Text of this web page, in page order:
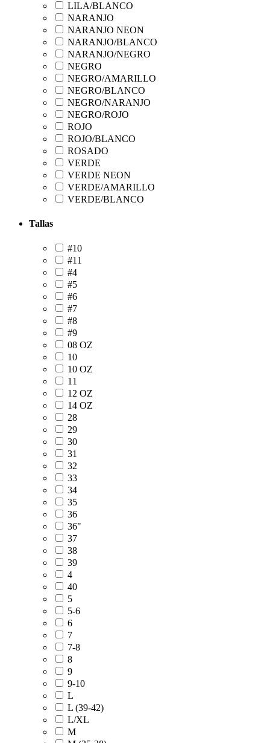
LILA/BLANCO
NARANJO
NARANJO NEON
NARANJO/BLANCO
NARANJO/NEGRO
NEGRO
NEGRO/AMARILLO
NEGRO/BLANCO
NEGRO/NARANJO
NEGRO/ROJO
ROJO
ROJO/BLANCO
ROSADO
VERDE
VERDE NEON
VERDE/AMARILLO
VERDE/BLANCO
Tallas
#10
#11
#4
#5
#6
#7
#8
#9
08 OZ
10
10 OZ
11
12 OZ
14 OZ
28
29
30
31
32
33
34
35
36
36"
37
38
39
4
40
5
5-6
6
7
7-8
8
9
9-10
L
L (39-42)
L/XL
M